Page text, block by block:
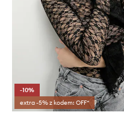
-10%
extra -5% z kodem: OFF*